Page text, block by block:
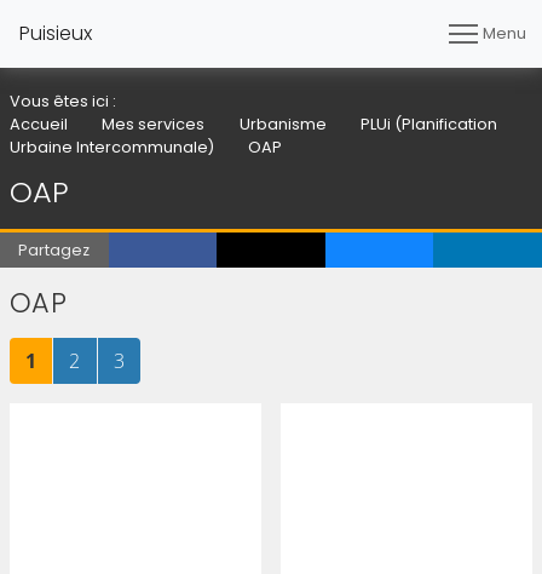
Puisieux Menu
Vous êtes ici :
Accueil
Mes services Urbanisme
PLUi (Planification
Urbaine Intercommunale)
OAP
OAP
Partagez
OAP
Page
1 sur 3Page
2 sur 3Page
3sur 3